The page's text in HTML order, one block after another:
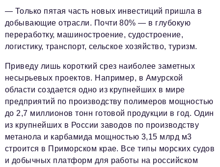
— Только пятая часть новых инвестиций пришла в
добывающие отрасли. Почти 80% — в глубокую
переработку, машиностроение, судостроение,
логистику, транспорт, сельское хозяйство, туризм.
Приведу лишь короткий срез наиболее заметных
несырьевых проектов. Например, в Амурской
области создается одно из крупнейших в мире
предприятий по производству полимеров мощностью
до 2,7 миллионов тонн готовой продукции в год. Один
из крупнейших в России заводов по производству
метанола и карбамида мощностью 3,15 млрд м3
строится в Приморском крае. Все типы морских судов
и добычных платформ для работы на российском